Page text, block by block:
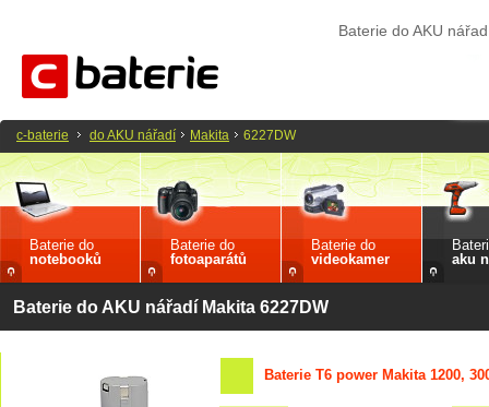
Baterie do AKU
Baterie do
notebooků
Baterie do
fotoaparátů
Baterie do
videokamer
aku
Baterie do AKU nářadí Makita 6227DW
Baterie T6 power Makita 1200,
c-baterie do AKU nářadí Makita 6227DW